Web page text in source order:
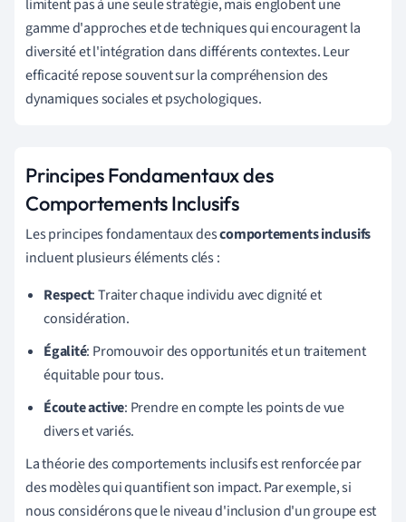
limitent pas à une seule stratégie, mais englobent une
gamme d'approches et de techniques qui encouragent la
diversité et l'intégration dans différents contextes. Leur
efficacité repose souvent sur la compréhension des
dynamiques sociales et psychologiques.
Principes Fondamentaux des
Comportements Inclusifs
Les principes fondamentaux descomportements inclusifs
incluent plusieurs éléments clés :
Respect: Traiter chaque individu avec dignité et
considération.
Égalité: Promouvoir des opportunités et un traitement
équitable pour tous.
Écoute active: Prendre en compte les points de vue
divers et variés.
La théorie des comportements inclusifs est renforcée par
des modèles qui quantifient son impact. Par exemple, si
nous considérons que le niveau d'inclusion d'un groupe est